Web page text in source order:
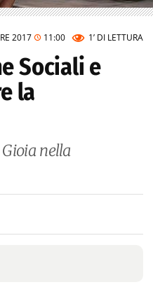
2017 11:00 1’ DI LETTURA
Sociali e
la
Gioia nella